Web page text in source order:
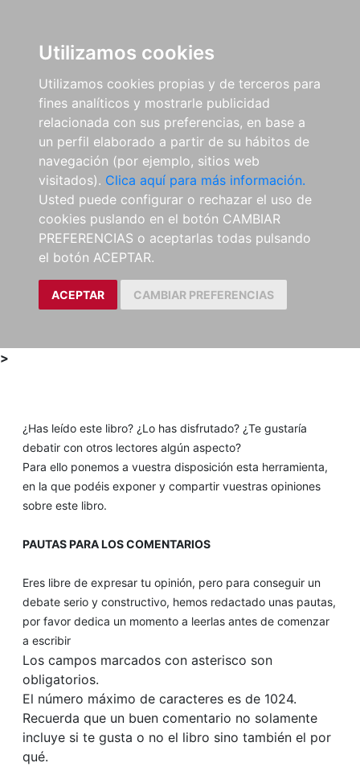
Utilizamos cookies
Utilizamos cookies propias y de terceros para
fines analíticos y mostrarle publicidad
relacionada con sus preferencias, en base a
un perfil elaborado a partir de su hábitos de
navegación (por ejemplo, sitios web
visitados). Clica aquí para más información.
Usted puede configurar o rechazar el uso de
cookies puslando en el botón CAMBIAR
PREFERENCIAS o aceptarlas todas pulsando
el botón ACEPTAR.
ACEPTAR CAMBIAR PREFERENCIAS
>
¿Has leído este libro? ¿Lo has disfrutado? ¿Te gustaría
debatir con otros lectores algún aspecto?
Para ello ponemos a vuestra disposición esta herramienta,
en la que podéis exponer y compartir vuestras opiniones
sobre este libro.
PAUTAS PARA LOS COMENTARIOS
Eres libre de expresar tu opinión, pero para conseguir un
debate serio y constructivo, hemos redactado unas pautas,
por favor dedica un momento a leerlas antes de comenzar
a escribir
Los campos marcados con asterisco son
obligatorios.
El número máximo de caracteres es de 1024.
Recuerda que un buen comentario no solamente
incluye si te gusta o no el libro sino también el por
qué.